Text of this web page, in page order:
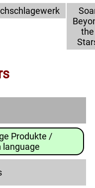
the
Produkte /
language